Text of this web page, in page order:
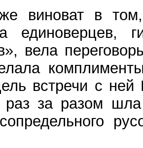
виноват в
единоверцев,
вела
встречи с
раз за разом